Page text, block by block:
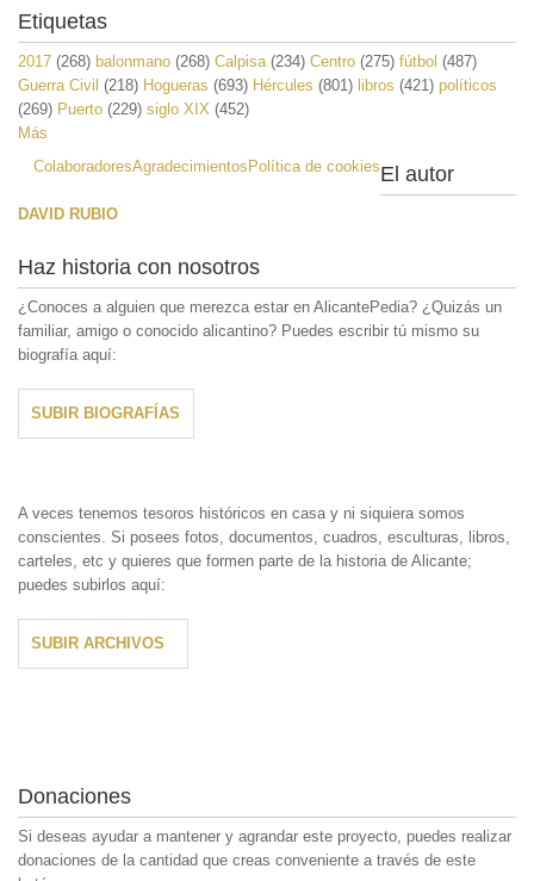
Etiquetas
2017 (268) balonmano (268) Calpisa (234) Centro (275) fútbol (487)
Guerra Civil (218) Hogueras (693) Hércules (801) libros (421) políticos
(269) Puerto (229) siglo XIX (452)
Más
ColaboradoresAgradecimientos Política de cookiesEl autor
DAVID RUBIO
Haz historia con nosotros
¿Conoces a alguien que merezca estar en AlicantePedia? ¿Quizás un
familiar, amigo o conocido alicantino? Puedes escribir tú mismo su
biografía aquí:
SUBIR BIOGRAFÍAS
A veces tenemos tesoros históricos en casa y ni siquiera somos
conscientes. Si posees fotos, documentos, cuadros, esculturas, libros,
carteles, etc y quieres que formen parte de la historia de Alicante;
puedes subirlos aquí:
SUBIR ARCHIVOS
Donaciones
Si deseas ayudar a mantener y agrandar este proyecto, puedes realizar
donaciones de la cantidad que creas conveniente a través de este